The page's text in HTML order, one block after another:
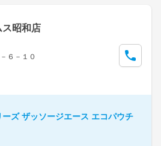
ス昭和店
６－１０
ズ ザッソージエース エコパウチ